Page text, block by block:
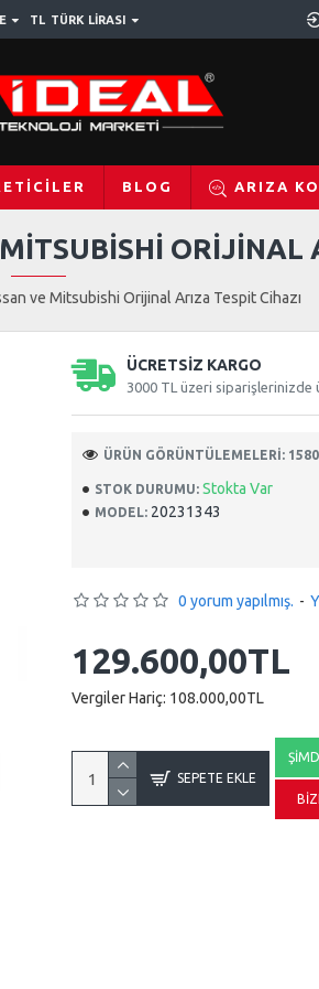
TL TÜRK LIRASI
BLOG ARIZA
ve Mitsubishi Orijinal Arıza Tespit Cihazı
ÜCRETSIZ KARGO
3000 TL üzeri siparişlerinizde
STOK DURUMU: Stokta Var
MODEL: 20231343
ÜRÜN GÖRÜNTÜLEMELERI:
0 yorum yapılmış. -
129.600,00TL
Vergiler Hariç: 108.000,00TL
SEPETE EKLE